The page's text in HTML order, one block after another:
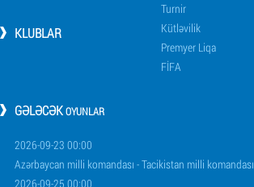
KLUBLAR
Turnir
Kütləvilik
Premyer Liqa
FİFA
GƏLƏCƏKOYUNLAR
2026-09-23 00:00
Azərbaycan milli komandası - Tacikistan milli komandası
2026-09-25 00:00